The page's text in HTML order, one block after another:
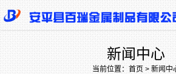
新闻中心
当前位置： 首页 > 新闻中